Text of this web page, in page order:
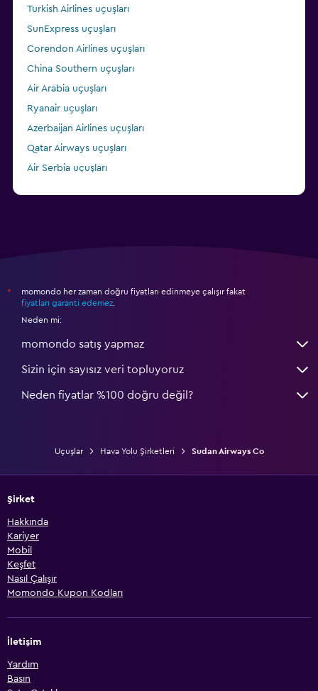
Turkish Airlines uçuşları
SunExpress uçuşları
Corendon Airlines uçuşları
China Southern uçuşları
Air Arabia uçuşları
Ryanair uçuşları
Azerbaijan Airlines uçuşları
Qatar Airways uçuşları
Air Serbia uçuşları
*
momondo her zaman doğru fiyatları edinmeye çalışır fakat
fiyatları garanti edemez
Neden mi:
momondo satış yapmaz
Sizin için sayısız veri topluyoruz
Neden fiyatlar %100 doğru değil?
Uçuşlar Hava Yolu Şirketleri Sudan Airways Co
Şirket
Hakkında
Kariyer
Mobil
Keşfet
Nasıl Çalışır
Momondo Kupon Kodları
İletişim
Yardım
Basın